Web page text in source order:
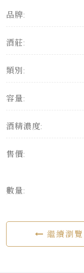
品牌:
酒莊:
類別:
容量:
酒精濃度:
售價:
數量:
繼續瀏覽